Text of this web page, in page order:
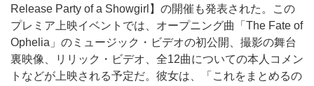
Release Party of a Showgirl】の開催も発表された。この
プレミア上映イベントでは、オープニング曲「The Fate of
Ophelia」のミュージック・ビデオの初公開、撮影の舞台
裏映像、リリック・ビデオ、全12曲についての本人コメン
トなどが上映される予定だ。彼女は、「これをまとめるの